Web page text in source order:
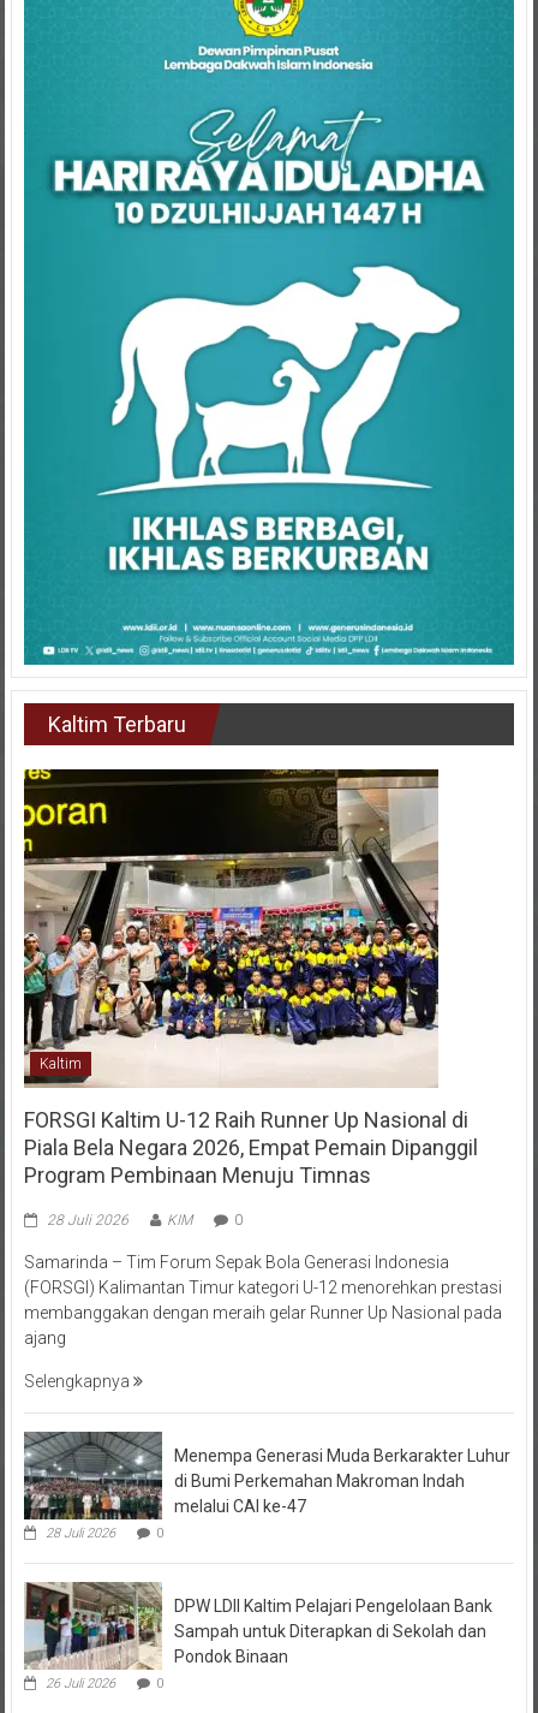
Kaltim Terbaru
Kaltim
FORSGI Kaltim U-12 Raih Runner Up Nasional di
Piala Bela Negara 2026, Empat Pemain Dipanggil
Program Pembinaan Menuju Timnas
(FORSGI) Kalimantan Timur kategori U-12 menorehkan prestasi
membanggakan dengan meraih gelar Runner Up Nasional pada
ajang
di Bumi Perkemahan Makroman Indah
melalui CAI ke-47
28 Juli 2026 0
Sampah untuk Diterapkan di Sekolah dan
Pondok Binaan
26 Juli 2026 0